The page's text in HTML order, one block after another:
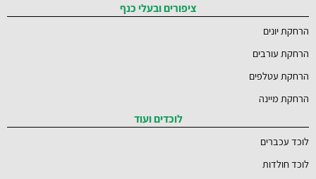
ציפורים ובעלי כנף
הרחקת יונים
הרחקת עורבים
הרחקת עטלפים
הרחקת מיינה
לוכדים ועוד
לוכד עכברים
לוכד חולדות